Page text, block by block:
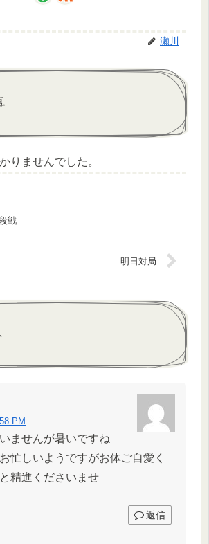
瀬川
りませんでした。
戦
明日対局
PM
ませんが暑いですね
忙しいようですがお体ご自愛く
精進くださいませ
返信